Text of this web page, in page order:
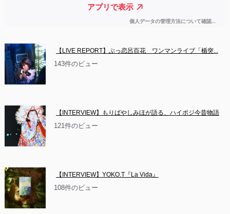
【LIVE REPORT】ぶっ恋呂百花　ワンマンライブ「楯突...
143件のビュー
【INTERVIEW】もりばやしみほが語る、ハイポジ今昔物語
121件のビュー
【INTERVIEW】YOKO.T『La Vida』
108件のビュー